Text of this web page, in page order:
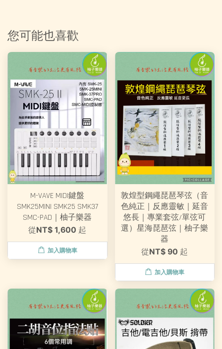
您可能也喜歡
M-VAVE MIDI鍵盤
SMK25MINI SMK25 SMK37
SMC-PAD｜柚子樂器
從NT$ 1,600 起
加入購物車
敦煌型鋼繩琵琶琴弦（音
色純正｜反應靈敏｜延音
悠長｜專業套弦/單弦可
選）星海琵琶弦｜柚子樂
器
從NT$ 90 起
加入購物車